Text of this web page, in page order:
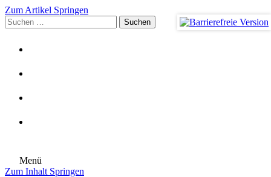
Zum Artikel Springen
Suchen
nach:
Menü
Zum Inhalt Springen